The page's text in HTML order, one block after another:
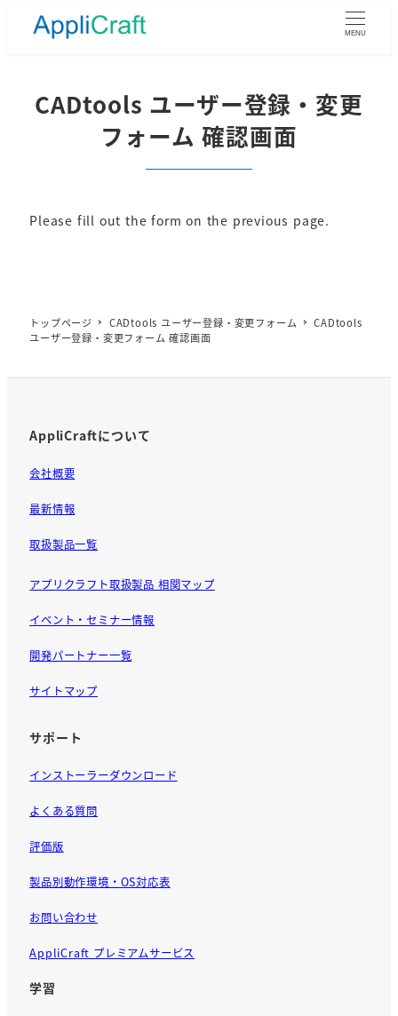
MENU
CADtools ユーザー登録・変更
フォーム 確認画面
Please fill out the form on the previous page.
トップページ CADtools ユーザー登録・変更フォーム
CADtools
ユーザー登録・変更フォーム 確認画面
AppliCraftについて
会社概要
最新情報
取扱製品一覧
アプリクラフト取扱製品 相関マップ
イベント・セミナー情報
開発パートナー一覧
サイトマップ
サポート
インストーラーダウンロード
よくある質問
評価版
製品別動作環境・OS対応表
お問い合わせ
AppliCraft プレミアムサービス
学習